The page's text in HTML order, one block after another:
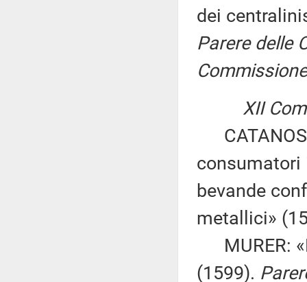
dei
Parere delle
XII
consumatori
bevande
metallici»
MURER:
(1599).